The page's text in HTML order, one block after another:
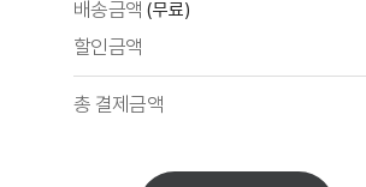
배송금액 (무료)
할인금액
총 결제금액